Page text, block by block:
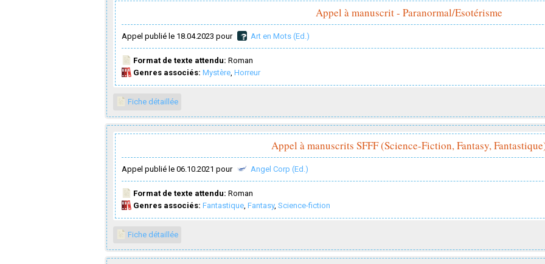
Appel à manuscrit - Paranormal/Esotérisme
Appel publié le 18.04.2023 pour Art en Mots (Ed.)
Format de texte attendu: Roman
Genres associés: Mystère, Horreur
Fiche détaillée
Appel à manuscrits SFFF (Science-Fiction, Fantasy,
Appel publié le 06.10.2021 pour Angel Corp (Ed.)
Format de texte attendu: Roman
Genres associés: Fantastique, Fantasy, Science-fiction
Fiche détaillée